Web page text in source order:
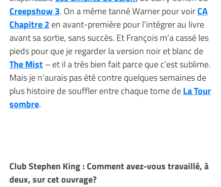
Creepshow 3. On a même tanné Warner pour voirCA
Chapitre 2 en avant-première pour l’intégrer au livre
avant sa sortie, sans succès. Et François m’a cassé les
pieds pour que je regarder la version noir et blanc de
The Mist– et il a très bien fait parce que c’est sublime.
Mais je n’aurais pas été contre quelques semaines de
plus histoire de souffler entre chaque tome deLa Tour
sombre.
Club Stephen King : Comment avez-vous travaillé, à
deux, sur cet ouvrage?